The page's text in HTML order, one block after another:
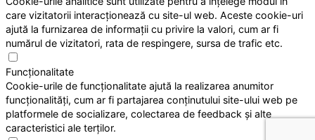
care vizitatorii interacționează cu site-ul web. Aceste cookie-uri
ajută la furnizarea de informații cu privire la valori, cum ar fi
numărul de vizitatori, rata de respingere, sursa de trafic etc.
Funcționalitate
Cookie-urile de funcționalitate ajută la realizarea anumitor
funcționalități, cum ar fi partajarea conținutului site-ului web pe
platformele de socializare, colectarea de feedback și alte
caracteristici ale terților.